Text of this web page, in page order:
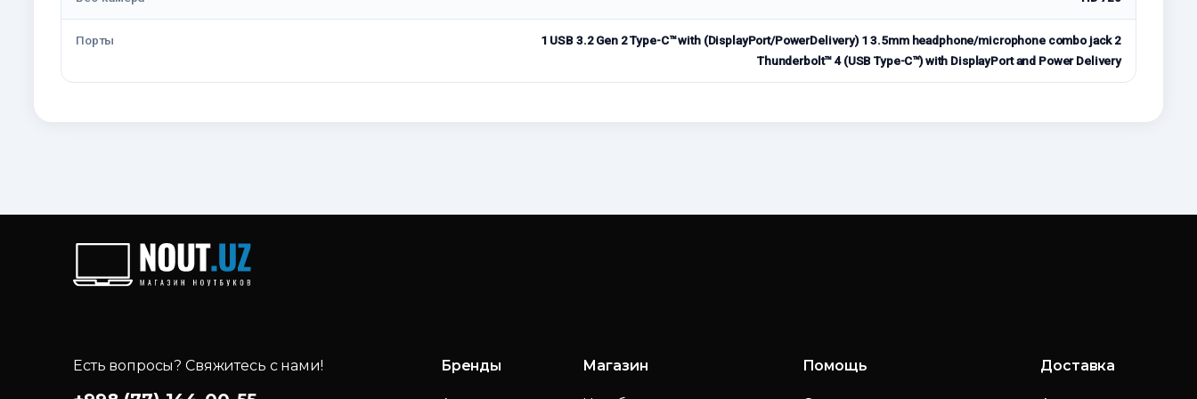
Порты
1 USB 3.2 Gen 2 Type-C™ with (DisplayPort/PowerDelivery) 1 3.5mm headphone/microphone combo jack 2
Thunderbolt™ 4 (USB Type-C™) with DisplayPort and Power Delivery
Есть вопросы? Свяжитесь с нами! Бренды Магазин Помощь Доставка